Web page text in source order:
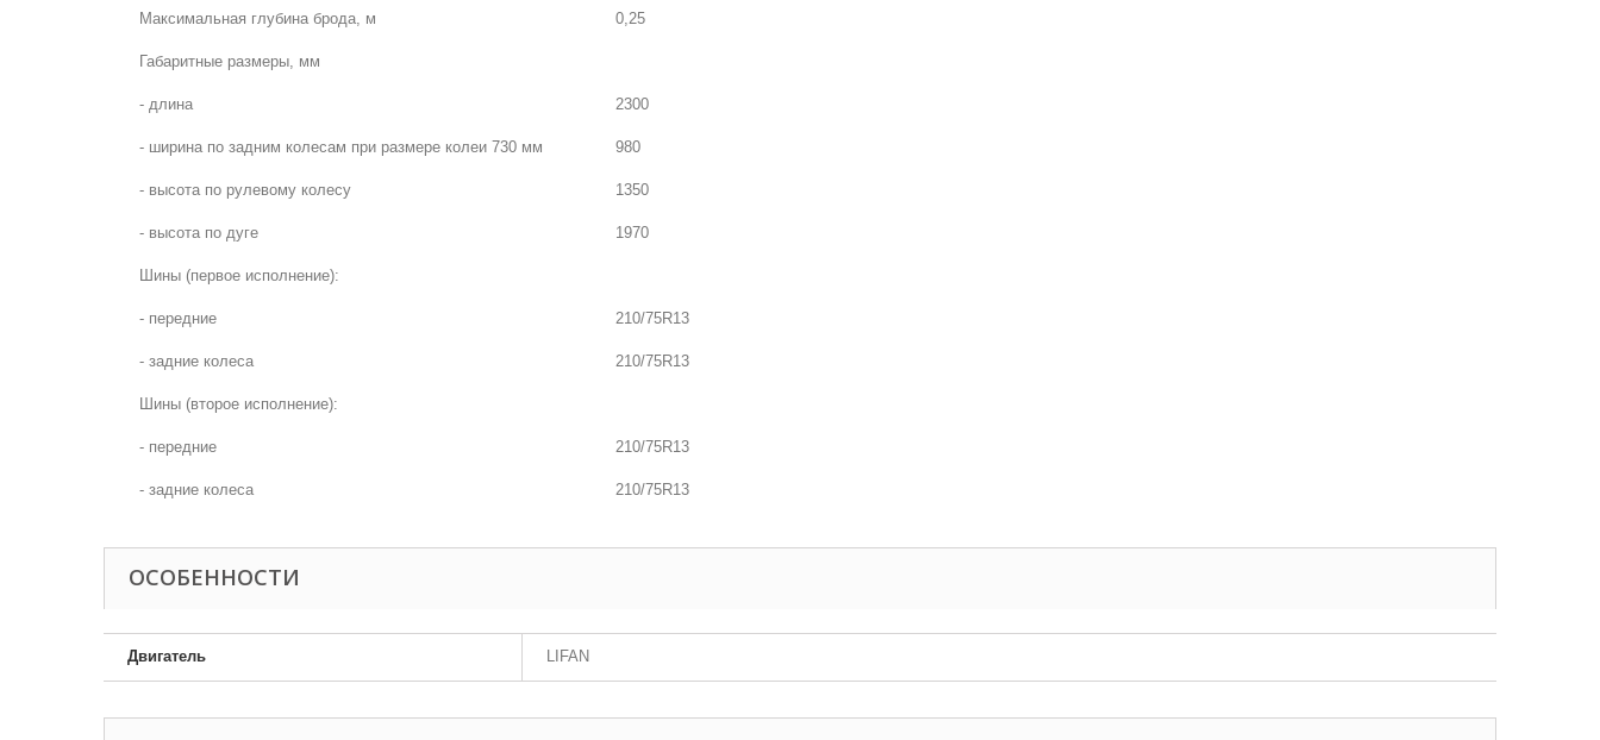
Максимальная глубина брода, м 0,25
Габаритные размеры, мм
- длина 2300
- ширина по задним колесам при размере колеи 730 мм 980
- высота по рулевому колесу 1350
- высота по дуге 1970
Шины (первое исполнение):
- передние 210/75R13
- задние колеса 210/75R13
Шины (второе исполнение):
- передние 210/75R13
- задние колеса 210/75R13
ОСОБЕННОСТИ
Двигатель LIFAN